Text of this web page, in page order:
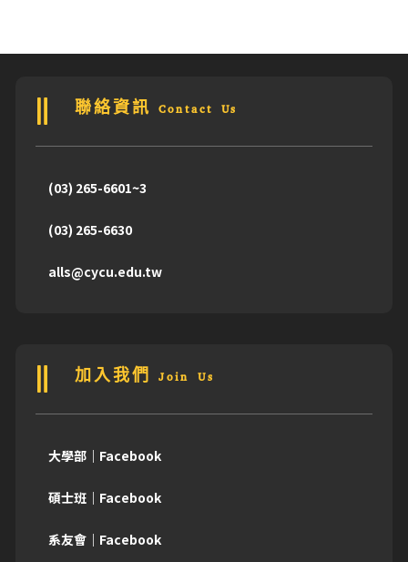
聯絡資訊 Contact Us
(03) 265-6601~3
(03) 265-6630
alls@cycu.edu.tw
加入我們 Join Us
大學部｜Facebook
碩士班｜Facebook
系友會｜Facebook